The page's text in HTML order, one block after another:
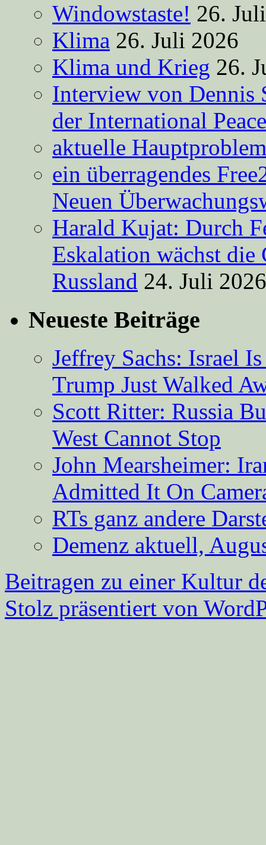
Windowstaste! 26.
Klima 26. Juli 2026
Klima und Krieg 26.
Interview von Dennis
der International
aktuelle
ein überragendes
Neuen
Harald Kujat: Durch
Eskalation wächst die
Russland 24. Juli 2026
Neueste Beiträge
Jeffrey Sachs: Israel
Trump Just Walked
Scott Ritter: Russia
West Cannot Stop
John Mearsheimer:
Admitted It On
RTs ganz andere
Demenz aktuell,
Beitragen zu einer Kultur
Stolz präsentiert von